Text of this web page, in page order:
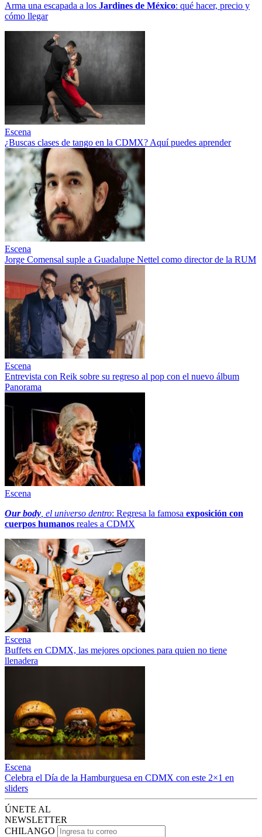
Arma una escapada a los Jardines de México: qué hacer, precio y
cómo llegar
Escena
¿Buscas clases de tango en la CDMX? Aquí puedes aprender
Escena
Jorge Comensal suple a Guadalupe Nettel como director de la RUM
Escena
Entrevista con Reik sobre su regreso al pop con el nuevo álbum
Panorama
Escena
Our body , el universo dentro: Regresa la famosa exposición con
cuerpos humanos reales a CDMX
Escena
Buffets en CDMX, las mejores opciones para quien no tiene
llenadera
Escena
Celebra el Día de la Hamburguesa en CDMX con este 2×1 en
sliders
ÚNETE AL
NEWSLETTER
CHILANGO